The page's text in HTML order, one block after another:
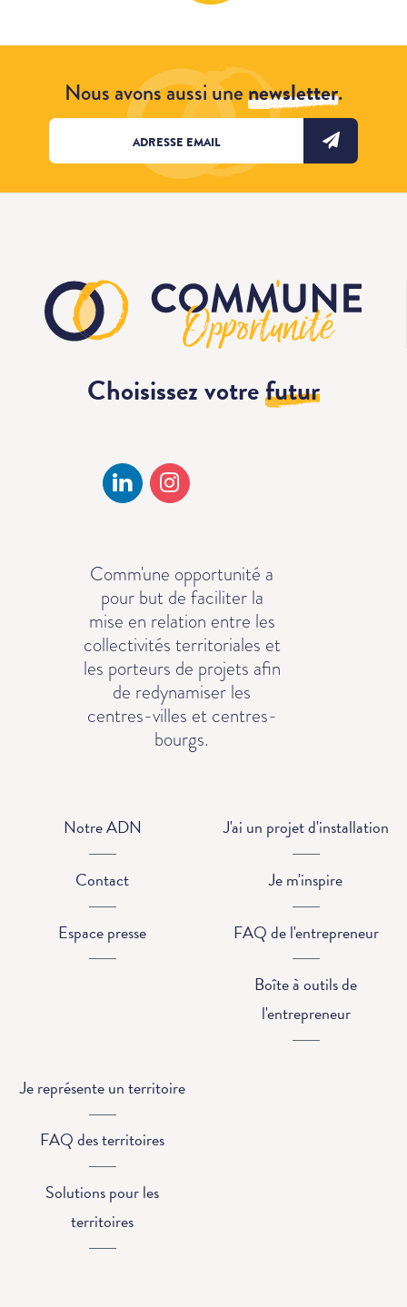
Nous avons aussi unenewsletter.
Choisissez votrefutur
Comm'une opportunité a
pour but de faciliter la
mise en relation entre les
collectivités territoriales et
les porteurs de projets afin
de redynamiser les
centres-villes et centres-
bourgs.
Notre ADN
Contact
Espace presse
J'ai un projet d'installation
Je m'inspire
FAQ de l'entrepreneur
Boîte à outils de
l'entrepreneur
Je représente un territoire
FAQ des territoires
Solutions pour les
territoires